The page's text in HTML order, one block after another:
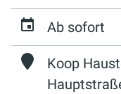
Ab sofort
Koop